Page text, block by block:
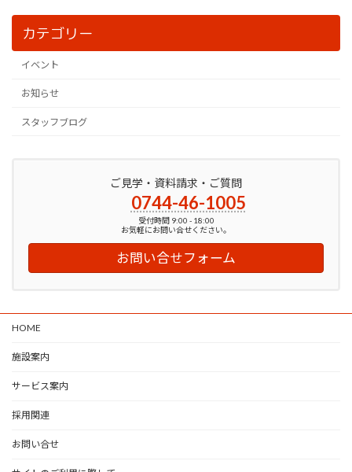
カテゴリー
イベント
お知らせ
スタッフブログ
ご見学・資料請求・ご質問
0744-46-1005
受付時間 9:00 - 18:00
お気軽にお問い合せください。
お問い合せフォーム
HOME
施設案内
サービス案内
採用関連
お問い合せ